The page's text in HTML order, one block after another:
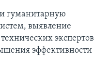
гуманитарную
выявление
экспертов
эффективности